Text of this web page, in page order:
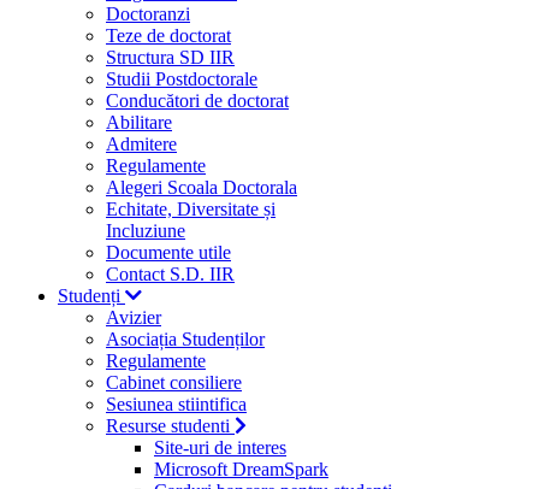
Doctoranzi
Teze de doctorat
Structura SD IIR
Studii Postdoctorale
Conducători de doctorat
Abilitare
Admitere
Regulamente
Alegeri Scoala Doctorala
Echitate, Diversitate și
Incluziune
Documente utile
Contact S.D. IIR
Studenți
Avizier
Asociația Studenților
Regulamente
Cabinet consiliere
Sesiunea stiintifica
Resurse studenti
Site-uri de interes
Microsoft DreamSpark